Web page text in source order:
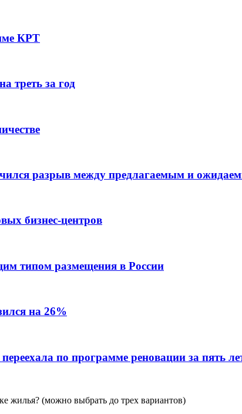
КРТ
треть за год
разрыв между предлагаемым и
бизнес-центров
типом размещения в России
на 26%
по программе реновации за пять
жилья? (можно выбрать до трех вариантов)